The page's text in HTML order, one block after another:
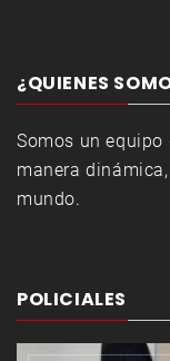
¿QUIENES
Somos un
manera
mundo.
POLICIALES